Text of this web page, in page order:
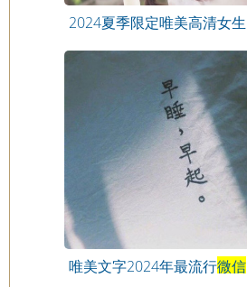
2024夏季限定唯美高清女生
唯美文字2024年最流行微信